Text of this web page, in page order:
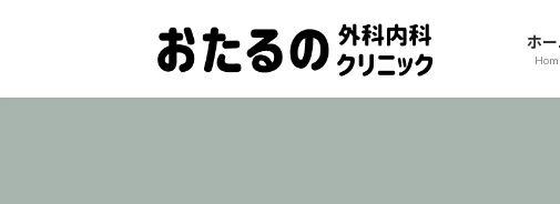
ン
ー
ホ